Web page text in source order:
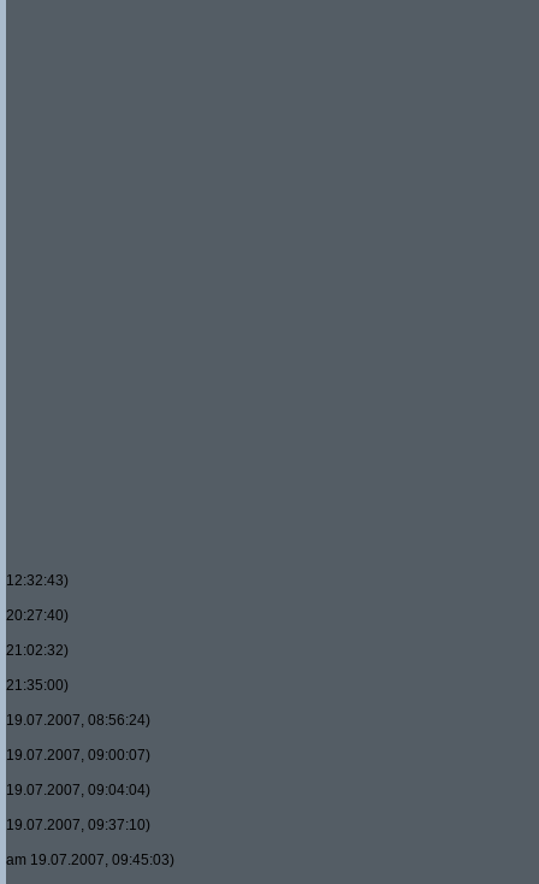
12:32:43)
20:27:40)
21:02:32)
21:35:00)
19.07.2007, 08:56:24)
19.07.2007, 09:00:07)
19.07.2007, 09:04:04)
19.07.2007, 09:37:10)
am 19.07.2007, 09:45:03)